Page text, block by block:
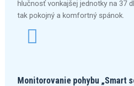
hlučnosť vonkajšej jednotky na 37
tak pokojný a komfortný spánok.
Monitorovanie pohybu „Smart